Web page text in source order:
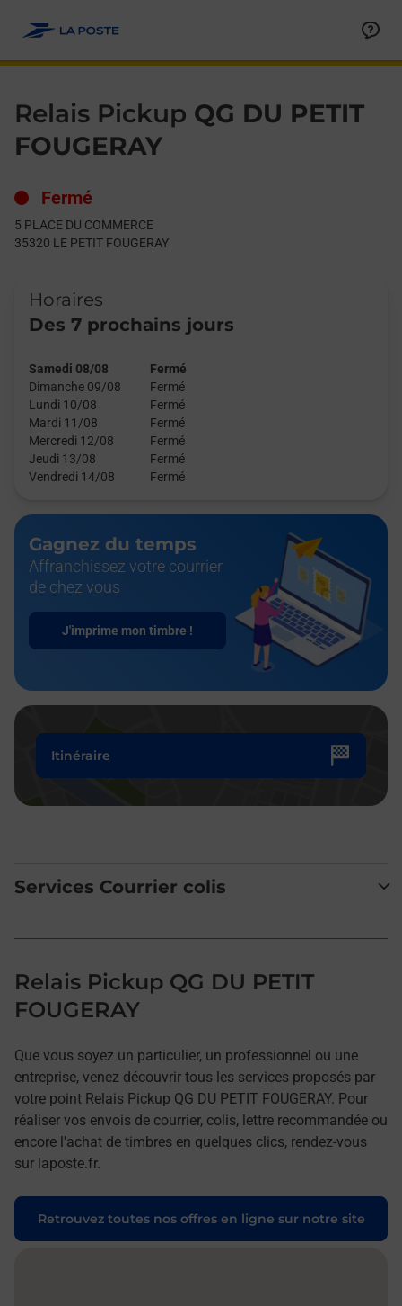
Relais Pickup QG DU PETIT
FOUGERAY
Fermé
5 PLACE DU COMMERCE
35320 LE PETIT FOUGERAY
Horaires
Des 7 prochains jours
Samedi 08/08
Fermé
Dimanche 09/08
Fermé
Lundi 10/08
Fermé
Mardi 11/08
Fermé
Mercredi 12/08
Fermé
Jeudi 13/08
Fermé
Vendredi 14/08
Fermé
Gagnez du temps
Affranchissez votre courrier
de chez vous
J'imprime mon timbre !
Itinéraire
Services Courrier colis
Relais Pickup QG DU PETIT
FOUGERAY
Que vous soyez un particulier, un professionnel ou une
entreprise, venez découvrir tous les services proposés par
votre point Relais Pickup QG DU PETIT FOUGERAY. Pour
réaliser vos envois de courrier, colis, lettre recommandée ou
encore l'achat de timbres en quelques clics, rendez-vous
sur laposte.fr.
Retrouvez toutes nos offres en ligne sur notre site